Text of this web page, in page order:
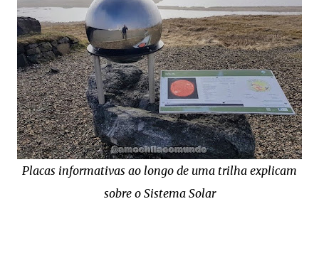
Placas informativas ao longo de uma trilha explicam
sobre o Sistema Solar